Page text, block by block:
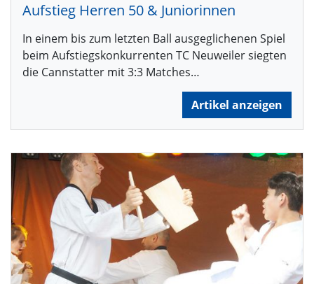
Aufstieg Herren 50 & Juniorinnen
In einem bis zum letzten Ball ausgeglichenen Spiel
beim Aufstiegskonkurrenten TC Neuweiler siegten
die Cannstatter mit 3:3 Matches…
Artikel anzeigen